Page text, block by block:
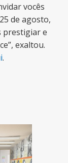
vocês
de agosto,
prestigiar e
exaltou.
.